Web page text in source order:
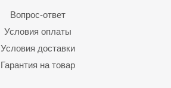
Вопрос-ответ
Условия оплаты
Условия доставки
Гарантия на товар